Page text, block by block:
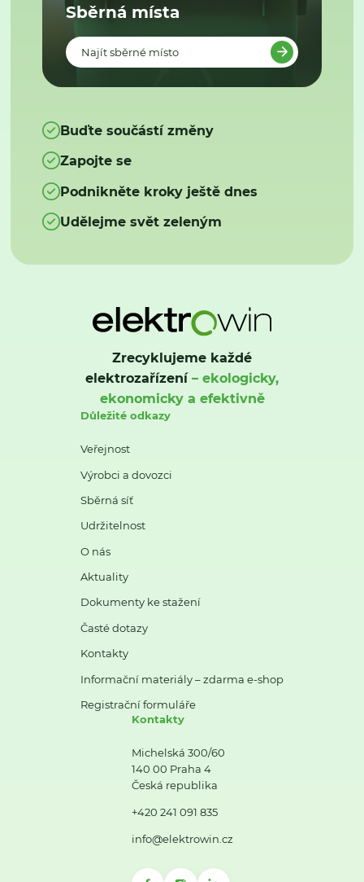
Sběrná místa
Najít sběrné místo
Buďte součástí změny
Zapojte se
Podnikněte kroky ještě dnes
Udělejme svět zeleným
Zrecyklujeme každé
elektrozařízení– ekologicky,
ekonomicky a efektivně
Důležité odkazy
Veřejnost
Výrobci a dovozci
Sběrná síť
Udržitelnost
O nás
Aktuality
Dokumenty ke stažení
Časté dotazy
Kontakty
Informační materiály – zdarma e-shop
Registrační formuláře
Kontakty
Michelská 300/60
140 00 Praha 4
Česká republika
+420 241 091 835
info@elektrowin.cz